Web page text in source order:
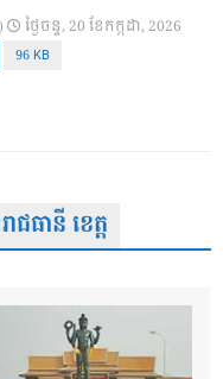
ថ្ងៃ​ចន្ទ, 20 ខែ​កក្កដា, 2026
96 KB
ធានី ខេត្ត